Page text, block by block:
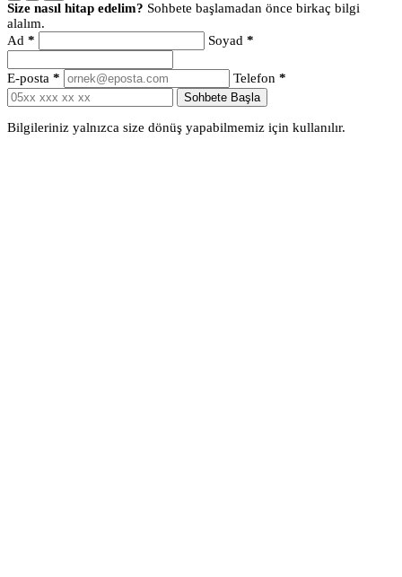
Size nasıl hitap edelim? Sohbete başlamadan önce birkaç bilgi
alalım.
Ad * Soyad *
E-posta * Telefon *
Sohbete Başla
Bilgileriniz yalnızca size dönüş yapabilmemiz için kullanılır.